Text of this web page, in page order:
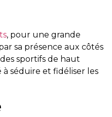
, pour une grande
sa présence aux côtés
sportifs de haut
séduire et fidéliser les